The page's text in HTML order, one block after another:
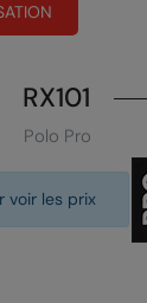
RX101
Polo Pro
voir les prix